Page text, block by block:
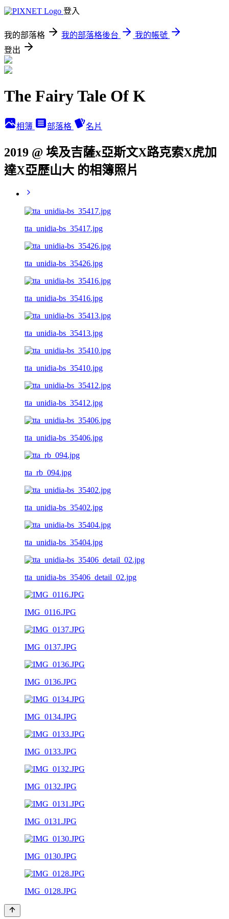
登入
我的部落格 我的部落格後台
我的帳號
登出
The Fairy Tale Of K
相簿 部落格 名片
2019 @ 埃及吉薩x亞斯文X路克索X虎加
達X亞歷山大 的相簿照片
tta_unidia-bs_35417.jpg
tta_unidia-bs_35426.jpg
tta_unidia-bs_35416.jpg
tta_unidia-bs_35413.jpg
tta_unidia-bs_35410.jpg
tta_unidia-bs_35412.jpg
tta_unidia-bs_35406.jpg
tta_rb_094.jpg
tta_unidia-bs_35402.jpg
tta_unidia-bs_35404.jpg
tta_unidia-bs_35406_detail_02.jpg
IMG_0116.JPG
IMG_0137.JPG
IMG_0136.JPG
IMG_0134.JPG
IMG_0133.JPG
IMG_0132.JPG
IMG_0131.JPG
IMG_0130.JPG
IMG_0128.JPG